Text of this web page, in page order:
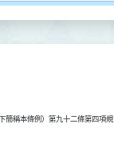
簡稱本條例）第九十二條第四項規